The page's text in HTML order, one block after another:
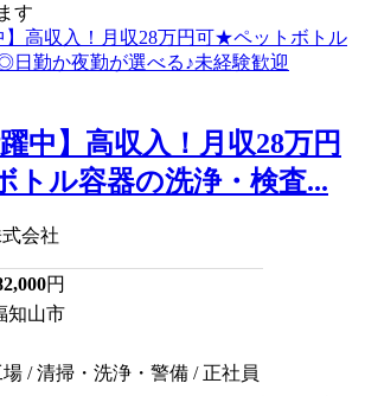
す
躍中】高収入！月収28万円
ル容器の洗浄・検査...
会社
円
知山市
/ 清掃・洗浄・警備 / 正社員